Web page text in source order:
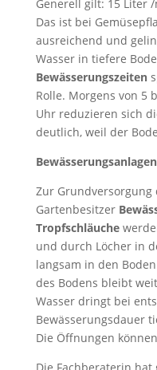
Generell gilt: 15 Liter
Das ist bei
ausreichend und
Wasser in tiefere
Bewässerungszeiten
Rolle. Morgens von 5
Uhr reduzieren sich
deutlich, weil der
Zur Grundversorgung
Gartenbesitzer
Tropfschläuche
und durch Löcher in
langsam in den
des Bodens bleibt
Wasser dringt bei
Bewässerungsdauer
Die Öffnungen
Die Fachberaterin